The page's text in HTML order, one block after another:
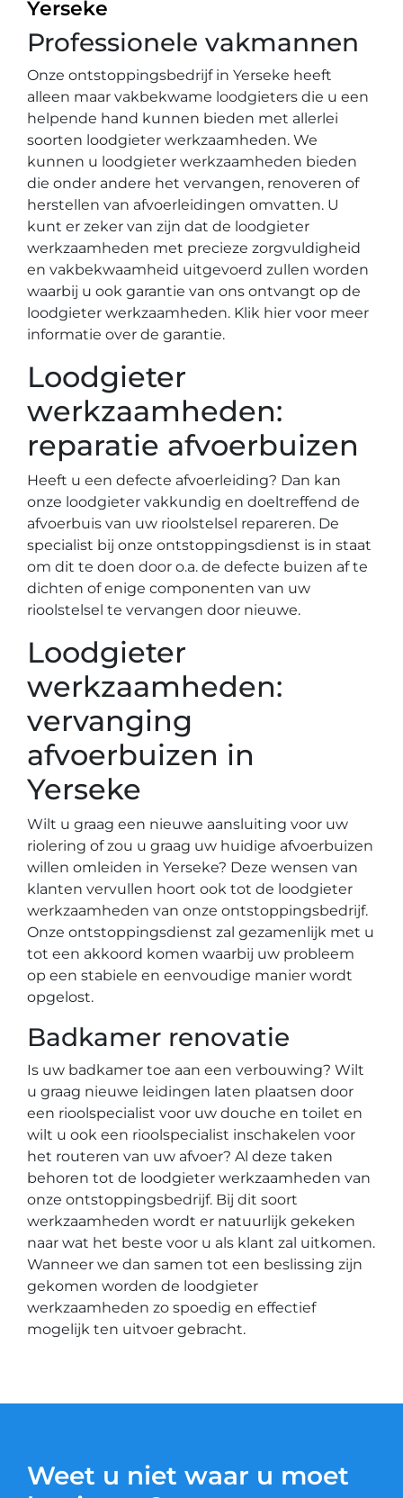
Yerseke
Professionele vakmannen
Onze ontstoppingsbedrijf in Yerseke heeft
alleen maar vakbekwame loodgieters die u een
helpende hand kunnen bieden met allerlei
soorten loodgieter werkzaamheden. We
kunnen u loodgieter werkzaamheden bieden
die onder andere het vervangen, renoveren of
herstellen van afvoerleidingen omvatten. U
kunt er zeker van zijn dat de loodgieter
werkzaamheden met precieze zorgvuldigheid
en vakbekwaamheid uitgevoerd zullen worden
waarbij u ook garantie van ons ontvangt op de
loodgieter werkzaamheden. Klik hier voor meer
informatie over de garantie.
Loodgieter
werkzaamheden:
reparatie afvoerbuizen
Heeft u een defecte afvoerleiding? Dan kan
onze loodgieter vakkundig en doeltreffend de
afvoerbuis van uw rioolstelsel repareren. De
specialist bij onze ontstoppingsdienst is in staat
om dit te doen door o.a. de defecte buizen af te
dichten of enige componenten van uw
rioolstelsel te vervangen door nieuwe.
Loodgieter
werkzaamheden:
vervanging
afvoerbuizen in
Yerseke
Wilt u graag een nieuwe aansluiting voor uw
riolering of zou u graag uw huidige afvoerbuizen
willen omleiden in Yerseke? Deze wensen van
klanten vervullen hoort ook tot de loodgieter
werkzaamheden van onze ontstoppingsbedrijf.
Onze ontstoppingsdienst zal gezamenlijk met u
tot een akkoord komen waarbij uw probleem
op een stabiele en eenvoudige manier wordt
opgelost.
Badkamer renovatie
Is uw badkamer toe aan een verbouwing? Wilt
u graag nieuwe leidingen laten plaatsen door
een rioolspecialist voor uw douche en toilet en
wilt u ook een rioolspecialist inschakelen voor
het routeren van uw afvoer? Al deze taken
behoren tot de loodgieter werkzaamheden van
onze ontstoppingsbedrijf. Bij dit soort
werkzaamheden wordt er natuurlijk gekeken
naar wat het beste voor u als klant zal uitkomen.
Wanneer we dan samen tot een beslissing zijn
gekomen worden de loodgieter
werkzaamheden zo spoedig en effectief
mogelijk ten uitvoer gebracht.
Weet u niet waar u moet